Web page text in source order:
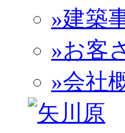
»建築
»お客
»会社